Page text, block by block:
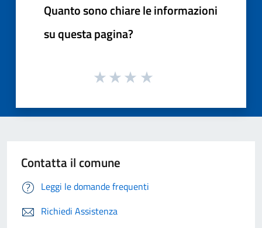
Quanto sono chiare le informazioni
su questa pagina?
Contatta il comune
Leggi le domande frequenti
Richiedi Assistenza